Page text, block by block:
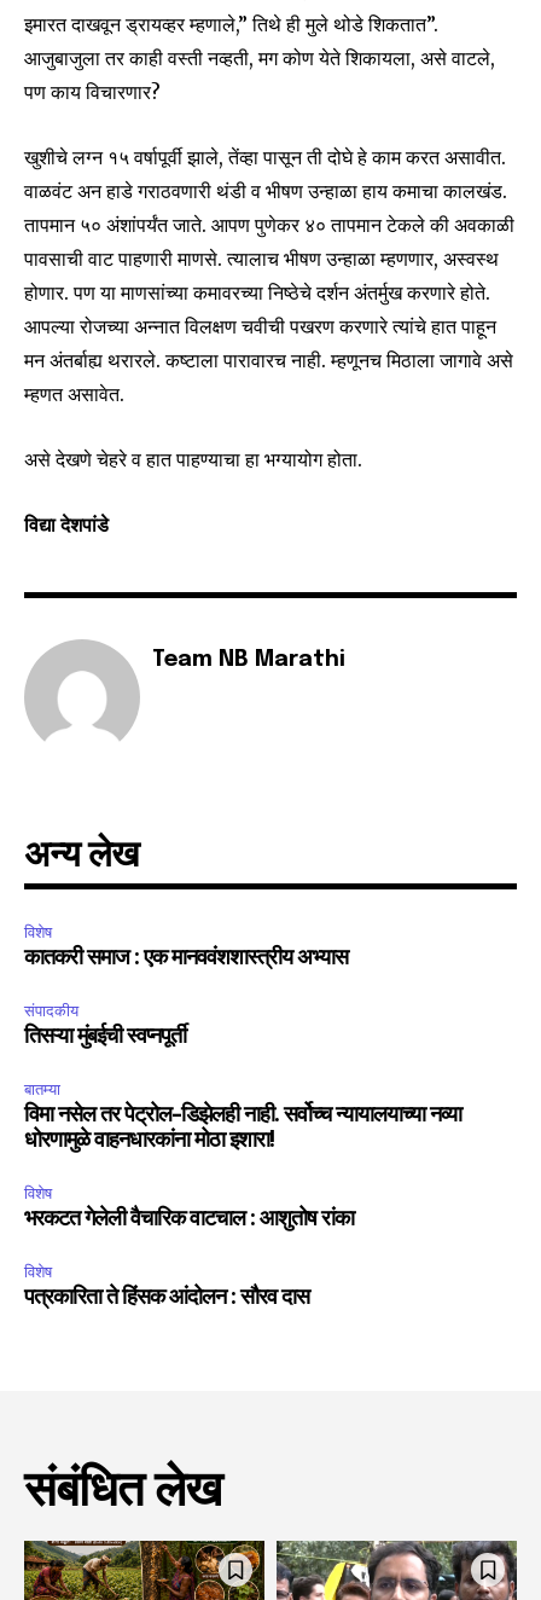
इमारत दाखवून ड्रायव्हर म्हणाले,” तिथे ही मुले थोडे शिकतात”.
आजुबाजुला तर काही वस्ती नव्हती, मग कोण येते शिकायला, असे वाटले,
पण काय विचारणार?
खुशीचे लग्न १५ वर्षापूर्वी झाले, तेंव्हा पासून ती दोघे हे काम करत असावीत.
वाळवंट अन हाडे गराठवणारी थंडी व भीषण उन्हाळा हाय कमाचा कालखंड.
तापमान ५० अंशांपर्यंत जाते. आपण पुणेकर ४० तापमान टेकले की अवकाळी
पावसाची वाट पाहणारी माणसे. त्यालाच भीषण उन्हाळा म्हणणार, अस्वस्थ
होणार. पण या माणसांच्या कमावरच्या निष्ठेचे दर्शन अंतर्मुख करणारे होते.
आपल्या रोजच्या अन्नात विलक्षण चवीची पखरण करणारे त्यांचे हात पाहून
मन अंतर्बाह्य थरारले. कष्टाला पारावारच नाही. म्हणूनच मिठाला जागावे असे
म्हणत असावेत.
असे देखणे चेहरे व हात पाहण्याचा हा भग्यायोग होता.
विद्या देशपांडे
Team NB Marathi
अन्य लेख
विशेष
कातकरी समाज : एक मानववंशशास्त्रीय अभ्यास
संपादकीय
तिसऱ्या मुंबईची स्वप्नपूर्ती
बातम्या
विमा नसेल तर पेट्रोल-डिझेलही नाही. सर्वोच्च न्यायालयाच्या नव्या
धोरणामुळे वाहनधारकांना मोठा इशारा!
विशेष
भरकटत गेलेली वैचारिक वाटचाल : आशुतोष रांका
विशेष
पत्रकारिता ते हिंसक आंदोलन : सौरव दास
संबंधित लेख